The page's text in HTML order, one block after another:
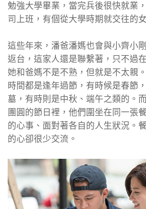
勉強大學畢業，當完兵後很快就業
司上班，有個從大學時期就交往的
這些年來，潘爸潘媽也會與小齊小
返台，這家人還是聯繫著，只不過
她和爸媽不是不熟，但就是不太親
時間都是逢年過節，有時候是春節
墓，有時則是中秋、端午之類的。
團圓的節日裡，他們圍坐在同一張
的心事、面對著各自的人生狀況。
的心卻很少交流。